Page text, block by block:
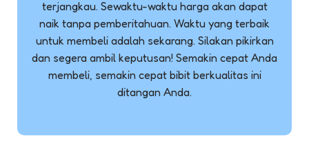
terjangkau. Sewaktu-waktu harga akan dapat
naik tanpa pemberitahuan. Waktu yang terbaik
untuk membeli adalah sekarang. Silakan pikirkan
dan segera ambil keputusan! Semakin cepat Anda
membeli, semakin cepat bibit berkualitas ini
ditangan Anda.